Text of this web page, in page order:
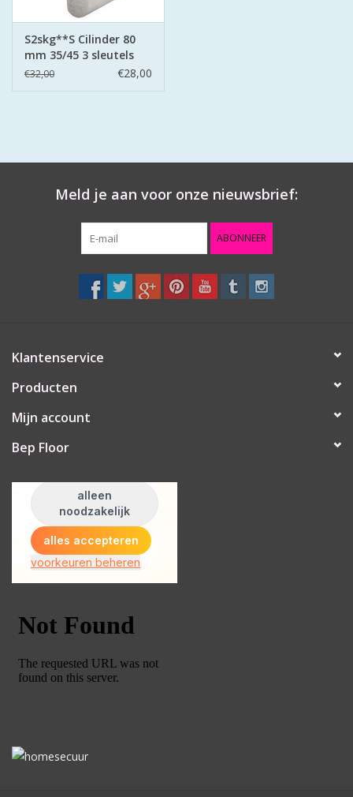
S2skg**S Cilinder 80
mm 35/45 3 sleutels
€32,00 €28,00
Meld je aan voor onze nieuwsbrief:
ABONNEER
Klantenservice
Producten
Mijn account
Bep Floor